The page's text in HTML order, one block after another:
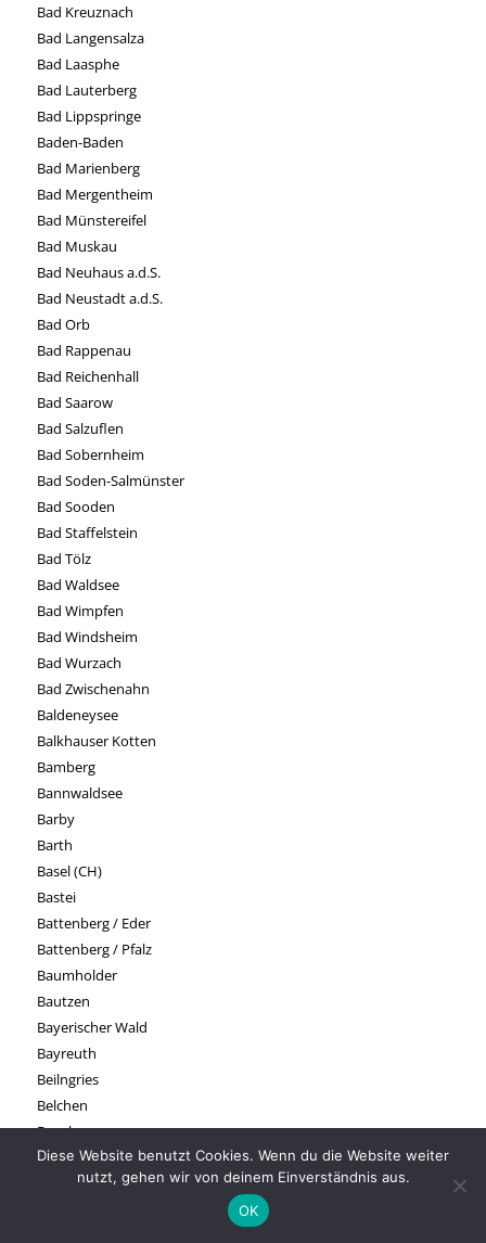
Bad Kreuznach
Bad Langensalza
Bad Laasphe
Bad Lauterberg
Bad Lippspringe
Baden-Baden
Bad Marienberg
Bad Mergentheim
Bad Münstereifel
Bad Muskau
Bad Neuhaus a.d.S.
Bad Neustadt a.d.S.
Bad Orb
Bad Rappenau
Bad Reichenhall
Bad Saarow
Bad Salzuflen
Bad Sobernheim
Bad Soden-Salmünster
Bad Sooden
Bad Staffelstein
Bad Tölz
Bad Waldsee
Bad Wimpfen
Bad Windsheim
Bad Wurzach
Bad Zwischenahn
Baldeneysee
Balkhauser Kotten
Bamberg
Bannwaldsee
Barby
Barth
Basel (CH)
Bastei
Battenberg / Eder
Battenberg / Pfalz
Baumholder
Bautzen
Bayerischer Wald
Bayreuth
Beilngries
Belchen
Bensberg
Bentheim
Bentlage
Diese Website benutzt Cookies. Wenn du die Website weiter
nutzt, gehen wir von deinem Einverständnis aus.
OK